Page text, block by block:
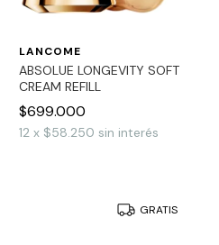
LANCOME
ABSOLUE LONGEVITY SOFT
CREAM REFILL
$699.000
12 x $58.250 sin interés
GRATIS